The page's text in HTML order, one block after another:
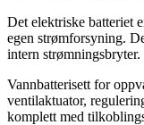
Det elektriske batteriet
egen strømforsyning.
intern strømningsbryter.
Vannbatterisett for
ventilaktuator,
komplett med